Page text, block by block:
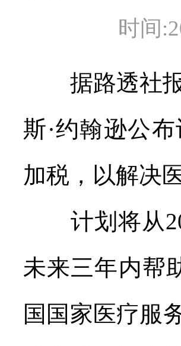
时间
据路透社报
斯·约翰逊公
加税，以解决
计划将从
未来三年内帮
国国家医疗服